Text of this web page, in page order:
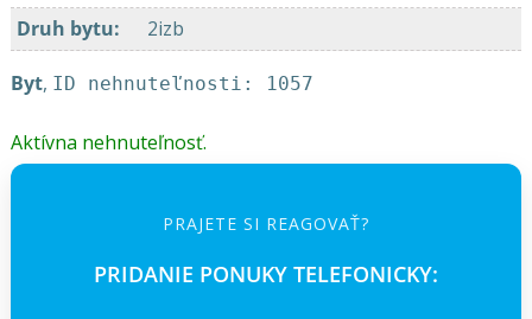
Druh bytu: 2izb
Byt, ID nehnuteľnosti: 1057
Aktívna nehnuteľnosť.
PRAJETE SI REAGOVAŤ?
PRIDANIE PONUKY TELEFONICKY: